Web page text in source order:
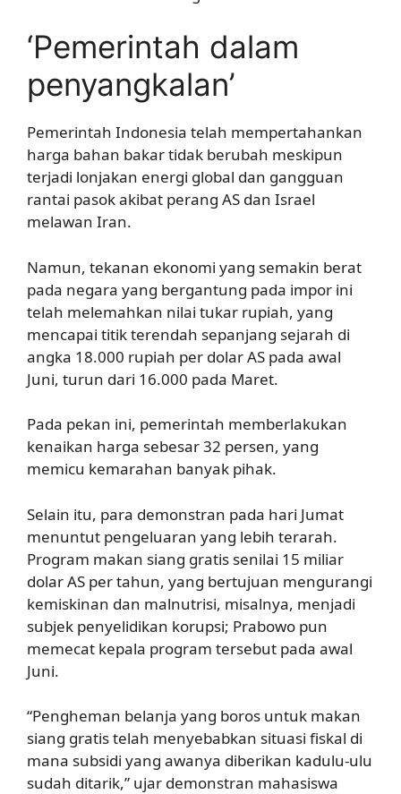
‘Pemerintah dalam
penyangkalan’
Pemerintah Indonesia telah mempertahankan
harga bahan bakar tidak berubah meskipun
terjadi lonjakan energi global dan gangguan
rantai pasok akibat perang AS dan Israel
melawan Iran.
Namun, tekanan ekonomi yang semakin berat
pada negara yang bergantung pada impor ini
telah melemahkan nilai tukar rupiah, yang
mencapai titik terendah sepanjang sejarah di
angka 18.000 rupiah per dolar AS pada awal
Juni, turun dari 16.000 pada Maret.
Pada pekan ini, pemerintah memberlakukan
kenaikan harga sebesar 32 persen, yang
memicu kemarahan banyak pihak.
Selain itu, para demonstran pada hari Jumat
menuntut pengeluaran yang lebih terarah.
Program makan siang gratis senilai 15 miliar
dolar AS per tahun, yang bertujuan mengurangi
kemiskinan dan malnutrisi, misalnya, menjadi
subjek penyelidikan korupsi; Prabowo pun
memecat kepala program tersebut pada awal
Juni.
“Pengheman belanja yang boros untuk makan
siang gratis telah menyebabkan situasi fiskal di
mana subsidi yang awanya diberikan kadulu-ulu
sudah ditarik,” ujar demonstran mahasiswa